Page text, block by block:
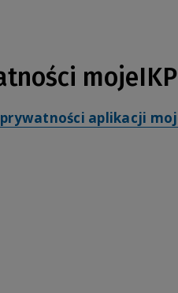
mojeIKP
aplikacji